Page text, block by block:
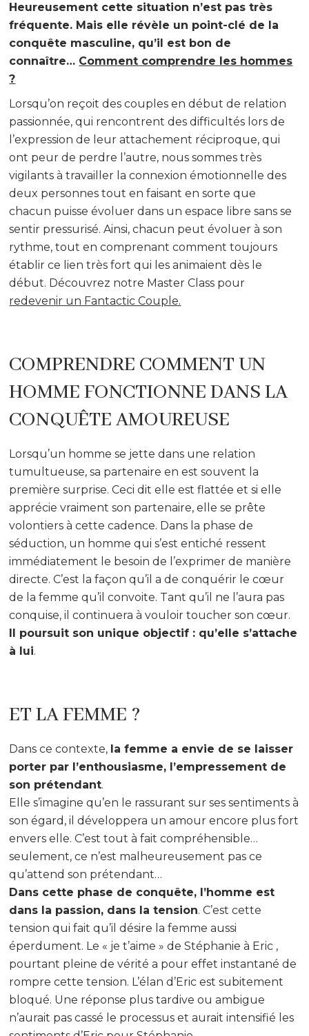
Heureusement cette situation n’est pas très
fréquente. Mais elle révèle un point-clé de la
conquête masculine, qu’il est bon de
connaître… Comment comprendre les hommes
?
Lorsqu’on reçoit des couples en début de relation
passionnée, qui rencontrent des difficultés lors de
l’expression de leur attachement réciproque, qui
ont peur de perdre l’autre, nous sommes très
vigilants à travailler la connexion émotionnelle des
deux personnes tout en faisant en sorte que
chacun puisse évoluer dans un espace libre sans se
sentir pressurisé. Ainsi, chacun peut évoluer à son
rythme, tout en comprenant comment toujours
établir ce lien très fort qui les animaient dès le
début. Découvrez notre Master Class pour
redevenir un Fantactic Couple.
COMPRENDRE COMMENT UN
HOMME FONCTIONNE DANS LA
CONQUÊTE AMOUREUSE
Lorsqu’un homme se jette dans une relation
tumultueuse, sa partenaire en est souvent la
première surprise. Ceci dit elle est flattée et si elle
apprécie vraiment son partenaire, elle se prête
volontiers à cette cadence. Dans la phase de
séduction, un homme qui s’est entiché ressent
immédiatement le besoin de l’exprimer de manière
directe. C’est la façon qu’il a de conquérir le cœur
de la femme qu’il convoite. Tant qu’il ne l’aura pas
conquise, il continuera à vouloir toucher son cœur.
Il poursuit son unique objectif : qu’elle s’attache
à lui.
ET LA FEMME ?
Dans ce contexte, la femme a envie de se laisser
porter par l’enthousiasme, l’empressement de
son prétendant.
Elle s’imagine qu’en le rassurant sur ses sentiments à
son égard, il développera un amour encore plus fort
envers elle. C’est tout à fait compréhensible…
seulement, ce n’est malheureusement pas ce
qu’attend son prétendant…
Dans cette phase de conquête, l’homme est
dans la passion, dans la tension. C’est cette
tension qui fait qu’il désire la femme aussi
éperdument. Le « je t’aime » de Stéphanie à Eric ,
pourtant pleine de vérité a pour effet instantané de
rompre cette tension. L’élan d’Eric est subitement
bloqué. Une réponse plus tardive ou ambigue
n’aurait pas cassé le processus et aurait intensifié les